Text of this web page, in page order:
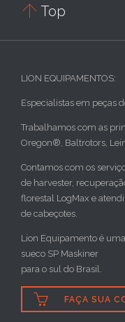
 Top
LION EQUIPAMENTOS:
Especialistas em peças
Trabalhamos com as
Oregon®, Baltrotors,
Contamos com os
de harvester,
florestal LogMax e
de cabeçotes.
Lion Equipamento é
sueco SP Maskiner
para o sul do Brasil.
 FAÇA SUA